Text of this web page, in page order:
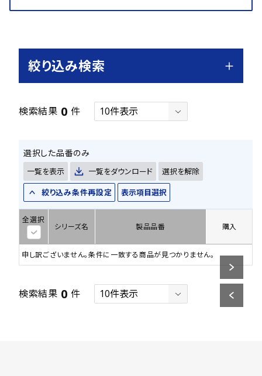
絞り込み検索
検索結果 0 件
選択した品番のみ
一覧を表示 一覧をダウンロード
選択を解除
絞り込み条件再設定
表示項目選択
全選択
シリーズ名 製品品番 購入
申し訳ございません。条件に一致する商品が見つかりません。
検索結果 0 件